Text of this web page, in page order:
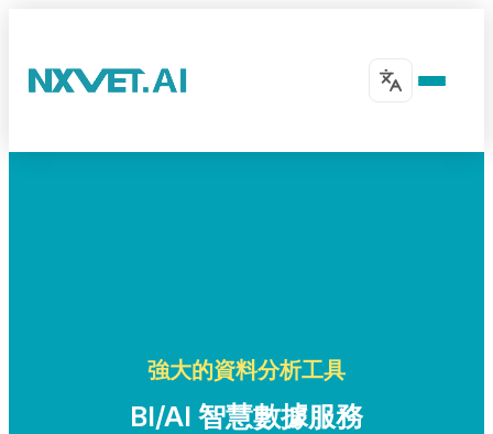
強大的資料分析工具
BI/AI 智慧數據服務